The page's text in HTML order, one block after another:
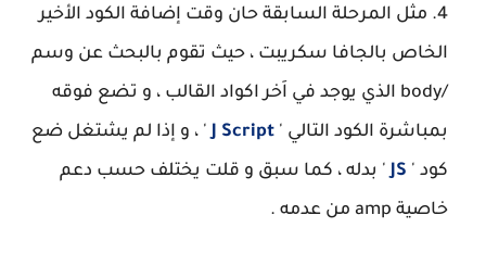
مثل المرحلة السابقة حان وقت إضافة الكود الأخير
الخاص بالجافا سكريبت ، حيث تقوم بالبحث عن وسم
/body الذي يوجد في اَخر اكواد القالب ، و تضع فوقه
بمباشرة الكود التالي '
' ، و إذا لم يشتغل ضع
كود ' JS' بدله ، كما سبق و قلت يختلف حسب دعم
خاصية amp من عدمه .